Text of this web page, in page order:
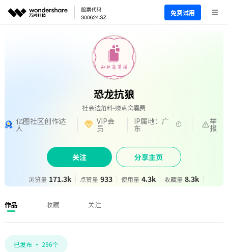
免费试用
恐龙抗狼
社会边角料-赚点窝囊费
亿图社区创作达
人
VIP会
员
IP属地：广
东
举
报
关注 分享主页
浏览量 171.3k 点赞量 933 使用量 4.3k 收藏量 8.3k
作品 收藏 关注
已发布 · 296个